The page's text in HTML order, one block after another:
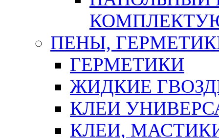
ПЕНЫ,
ГЕРМЕТИКИ
ЖИДКИЕ
КЛЕИ
КЛЕИ,